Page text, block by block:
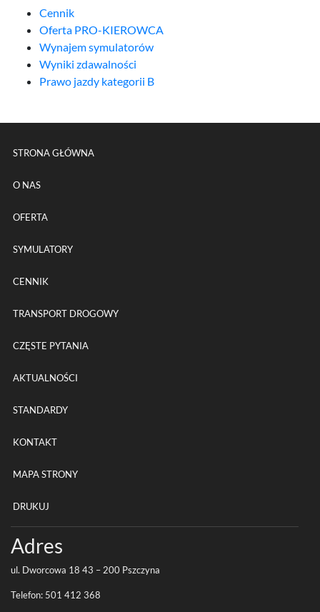
Cennik
Oferta PRO-​KIEROWCA
Wynajem symulatorów
Wyniki zdawalności
Prawo jazdy kategorii B
Menu główne powtórzone na
STRONA GŁÓWNA
O NAS
OFERTA
SYMULATORY
CENNIK
TRANSPORT DROGOWY
CZĘSTE PYTANIA
AKTUALNOŚCI
STANDARDY
KONTAKT
MAPA STRONY
DRUKUJ
Adres
ul. Dwor­cowa 18 43 – 200 Pszczyna
Tele­fon: 501 412 368